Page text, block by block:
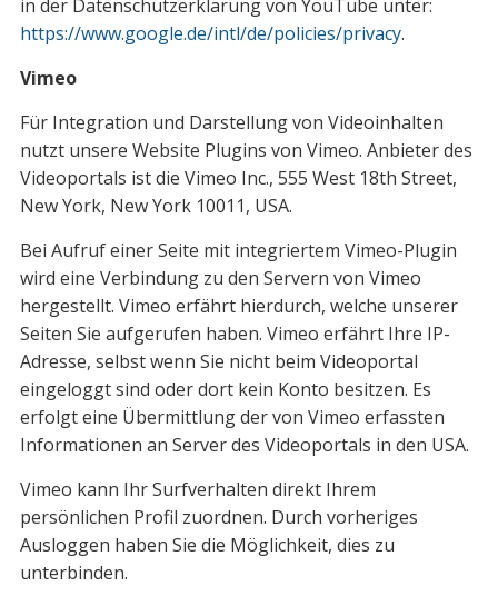
in der Datenschutzerklärung von YouTube unter:
https://www.google.de/intl/de/policies/privacy.
Vimeo
Für Integration und Darstellung von Videoinhalten
nutzt unsere Website Plugins von Vimeo. Anbieter des
Videoportals ist die Vimeo Inc., 555 West 18th Street,
New York, New York 10011, USA.
Bei Aufruf einer Seite mit integriertem Vimeo-Plugin
wird eine Verbindung zu den Servern von Vimeo
hergestellt. Vimeo erfährt hierdurch, welche unserer
Seiten Sie aufgerufen haben. Vimeo erfährt Ihre IP-
Adresse, selbst wenn Sie nicht beim Videoportal
eingeloggt sind oder dort kein Konto besitzen. Es
erfolgt eine Übermittlung der von Vimeo erfassten
Informationen an Server des Videoportals in den USA.
Vimeo kann Ihr Surfverhalten direkt Ihrem
persönlichen Profil zuordnen. Durch vorheriges
Ausloggen haben Sie die Möglichkeit, dies zu
unterbinden.